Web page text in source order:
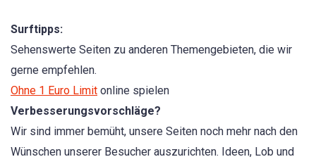
Surftipps:
Sehenswerte Seiten zu anderen Themengebieten, die wir
gerne empfehlen.
Ohne 1 Euro Limit online spielen
Verbesserungsvorschläge?
Wir sind immer bemüht, unsere Seiten noch mehr nach den
Wünschen unserer Besucher auszurichten. Ideen, Lob und